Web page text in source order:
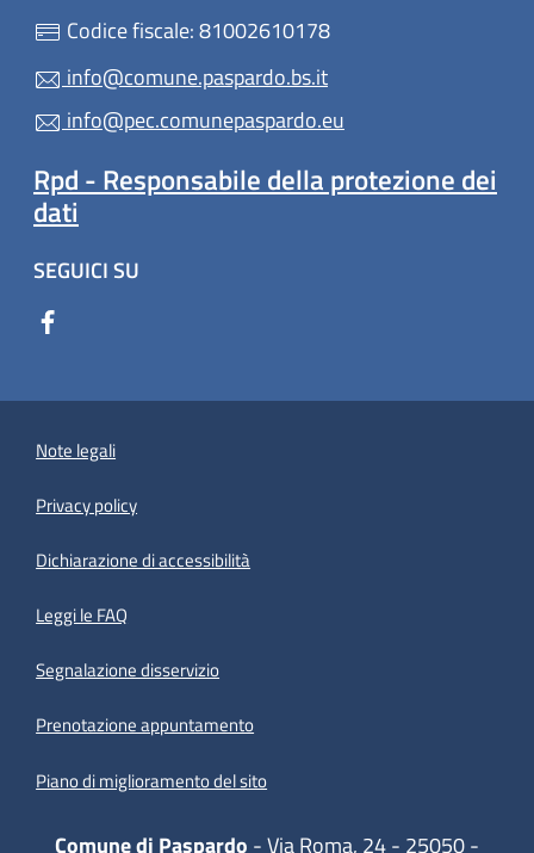
Codice fiscale: 81002610178
info@comune.paspardo.bs.it
info@pec.comunepaspardo.eu
Rpd - Responsabile della protezione dei
dati
SEGUICI SU
Note legali
Privacy policy
Dichiarazione di accessibilità
Leggi le FAQ
Segnalazione disservizio
Prenotazione appuntamento
Piano di miglioramento del sito
Comune di Paspardo - Via Roma, 24 - 25050 -